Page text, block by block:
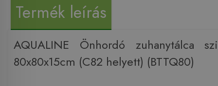
Termék leírás
AQUALINE Önhordó zuhanytálca
80x80x15cm (C82 helyett) (BTTQ80)